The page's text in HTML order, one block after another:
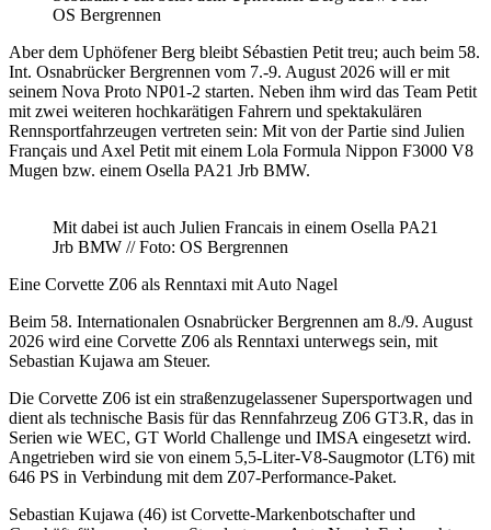
OS Bergrennen
Aber dem Uphöfener Berg bleibt Sébastien Petit treu; auch beim 58.
Int. Osnabrücker Bergrennen vom 7.-9. August 2026 will er mit
seinem Nova Proto NP01-2 starten. Neben ihm wird das Team Petit
mit zwei weiteren hochkarätigen Fahrern und spektakulären
Rennsportfahrzeugen vertreten sein: Mit von der Partie sind Julien
Français und Axel Petit mit einem Lola Formula Nippon F3000 V8
Mugen bzw. einem Osella PA21 Jrb BMW.
Mit dabei ist auch Julien Francais in einem Osella PA21
Jrb BMW // Foto: OS Bergrennen
Eine Corvette Z06 als Renntaxi mit Auto Nagel
Beim 58. Internationalen Osnabrücker Bergrennen am 8./9. August
2026 wird eine Corvette Z06 als Renntaxi unterwegs sein, mit
Sebastian Kujawa am Steuer.
Die Corvette Z06 ist ein straßenzugelassener Supersportwagen und
dient als technische Basis für das Rennfahrzeug Z06 GT3.R, das in
Serien wie WEC, GT World Challenge und IMSA eingesetzt wird.
Angetrieben wird sie von einem 5,5-Liter-V8-Saugmotor (LT6) mit
646 PS in Verbindung mit dem Z07-Performance-Paket.
Sebastian Kujawa (46) ist Corvette-Markenbotschafter und